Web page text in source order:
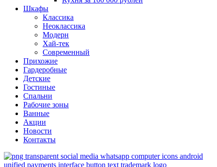
Шкафы
Классика
Неоклассика
Модерн
Хай-тек
Современный
Прихожие
Гардеробные
Детские
Гостиные
Спальни
Рабочие зоны
Ванные
Акции
Новости
Контакты